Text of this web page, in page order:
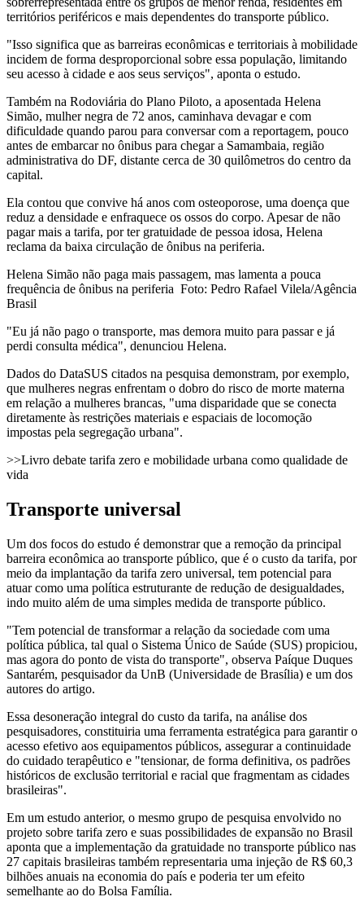
territórios periféricos e mais dependentes do transporte público.
"Isso significa que as barreiras econômicas e territoriais à mobilidade
incidem de forma desproporcional sobre essa população, limitando
seu acesso à cidade e aos seus serviços", aponta o estudo.
Também na Rodoviária do Plano Piloto, a aposentada Helena
Simão, mulher negra de 72 anos, caminhava devagar e com
dificuldade quando parou para conversar com a reportagem, pouco
antes de embarcar no ônibus para chegar a Samambaia, região
administrativa do DF, distante cerca de 30 quilômetros do centro da
capital.
Ela contou que convive há anos com osteoporose, uma doença que
reduz a densidade e enfraquece os ossos do corpo. Apesar de não
pagar mais a tarifa, por ter gratuidade de pessoa idosa, Helena
reclama da baixa circulação de ônibus na periferia.
Helena Simão não paga mais passagem, mas lamenta a pouca
frequência de ônibus na periferia Foto: Pedro Rafael Vilela/Agência
Brasil
"Eu já não pago o transporte, mas demora muito para passar e já
perdi consulta médica", denunciou Helena.
Dados do DataSUS citados na pesquisa demonstram, por exemplo,
que mulheres negras enfrentam o dobro do risco de morte materna
em relação a mulheres brancas, "uma disparidade que se conecta
diretamente às restrições materiais e espaciais de locomoção
impostas pela segregação urbana".
>>Livro debate tarifa zero e mobilidade urbana como qualidade de
vida
Transporte universal
Um dos focos do estudo é demonstrar que a remoção da principal
barreira econômica ao transporte público, que é o custo da tarifa, por
meio da implantação da tarifa zero universal, tem potencial para
atuar como uma política estruturante de redução de desigualdades,
indo muito além de uma simples medida de transporte público.
"Tem potencial de transformar a relação da sociedade com uma
política pública, tal qual o Sistema Único de Saúde (SUS) propiciou,
mas agora do ponto de vista do transporte", observa Paíque Duques
Santarém, pesquisador da UnB (Universidade de Brasília) e um dos
autores do artigo.
Essa desoneração integral do custo da tarifa, na análise dos
pesquisadores, constituiria uma ferramenta estratégica para garantir o
acesso efetivo aos equipamentos públicos, assegurar a continuidade
do cuidado terapêutico e "tensionar, de forma definitiva, os padrões
históricos de exclusão territorial e racial que fragmentam as cidades
brasileiras".
Em um estudo anterior, o mesmo grupo de pesquisa envolvido no
projeto sobre tarifa zero e suas possibilidades de expansão no Brasil
aponta que a implementação da gratuidade no transporte público nas
27 capitais brasileiras também representaria uma injeção de R$ 60,3
bilhões anuais na economia do país e poderia ter um efeito
semelhante ao do Bolsa Família.